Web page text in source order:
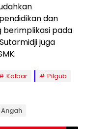
dan
berimplikasi pada
juga
Kalbar
Pilgub